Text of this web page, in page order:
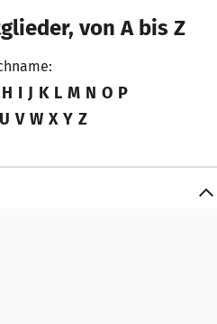
von A bis Z
H I J K L M N O P
U V W X Y Z